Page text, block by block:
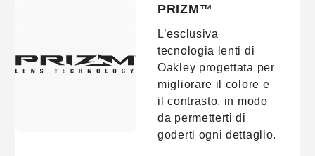
PRIZM™
L’esclusiva
tecnologia lenti di
Oakley progettata per
migliorare il colore e
il contrasto, in modo
da permetterti di
goderti ogni dettaglio.